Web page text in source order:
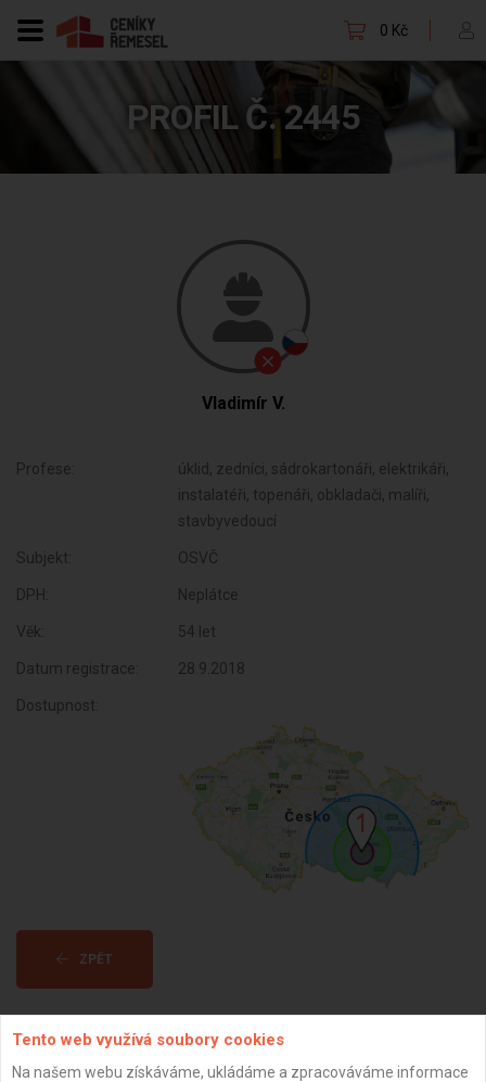
0 Kč
PROFIL Č. 2445
Vladimír V.
Profese:
úklid, zedníci, sádrokartonáři, elektrikáři,
instalatéři, topenáři, obkladači, malíři,
stavbyvedoucí
Subjekt: OSVČ
DPH: Neplátce
Věk: 54 let
Datum registrace: 28.9.2018
Dostupnost:
ZPĚT
Aktualizováno z portálu ARES dne 31.12.2023 16:30:10
Tento web využívá soubory cookies
Na našem webu získáváme, ukládáme a zpracováváme informace